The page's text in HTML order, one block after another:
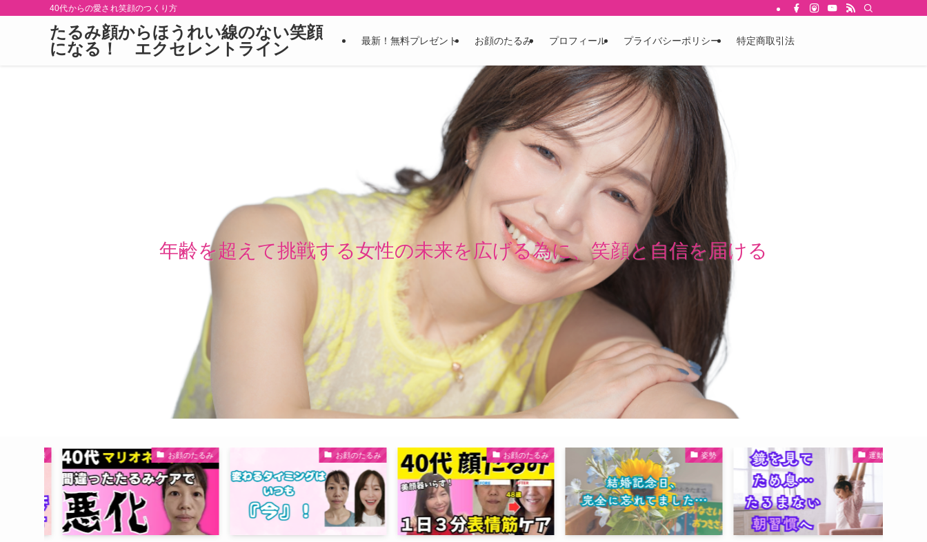
40代からの愛され笑顔のつくり方
たるみ顔からほうれい線のない笑顔
になる！ エクセレントライン
最新！無料プレゼント お顔のたるみ プロフィール プライバシーポリシー 特定商取引法
年齢を超えて挑戦する女性の未来を広げる為に、笑顔と自信を届ける
お顔のたるみ お顔のたるみ お顔のたるみ 姿勢 運動